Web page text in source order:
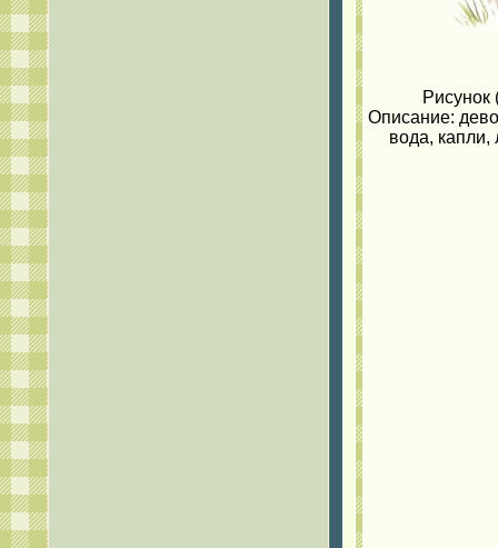
Рисунок
Описание:
вода, капли,